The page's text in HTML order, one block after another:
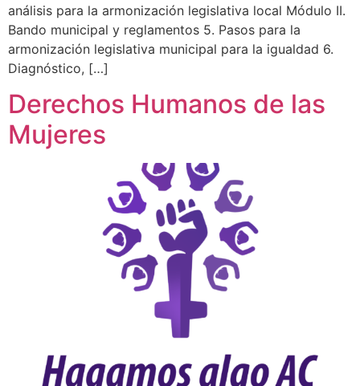
análisis para la armonización legislativa local Módulo II.
Bando municipal y reglamentos 5. Pasos para la
armonización legislativa municipal para la igualdad 6.
Diagnóstico, […]
Derechos Humanos de las
Mujeres